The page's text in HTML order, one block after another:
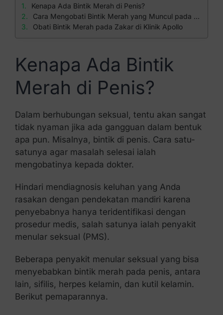
Kenapa Ada Bintik Merah di Penis?
Cara Mengobati Bintik Merah yang Muncul pada Penis
Obati Bintik Merah pada Zakar di Klinik Apollo
Kenapa Ada Bintik
Merah di Penis?
Dalam berhubungan seksual, tentu akan sangat
tidak nyaman jika ada gangguan dalam bentuk
apa pun. Misalnya, bintik di penis. Cara satu-
satunya agar masalah selesai ialah
mengobatinya kepada dokter.
Hindari mendiagnosis keluhan yang Anda
rasakan dengan pendekatan mandiri karena
penyebabnya hanya teridentifikasi dengan
prosedur medis, salah satunya ialah penyakit
menular seksual (PMS).
Beberapa penyakit menular seksual yang bisa
menyebabkan bintik merah pada penis, antara
lain, sifilis, herpes kelamin, dan kutil kelamin.
Berikut pemaparannya.